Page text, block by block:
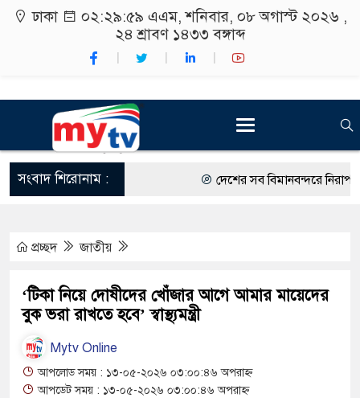
ঢাকা ০২:৩০:০০ এএম, শনিবার, ০৮ অগাস্ট ২০২৬ ,
২৪ শ্রাবণ ১৪৩৩ বঙ্গাব্দ
সংবাদ শিরোনাম : দেশের সব বিমানবন্দরে নিরাপত্তা
বিভিন্ন বিশ্ববিদ্যালয়ের
থাকায় বিক্রিতে নিষেধাজ্ঞা
প্রচ্ছদ জাতীয়
‘টিকা নিয়ে দোষীদের খোঁজার আগে আমার মায়েদের
বুক ভরা রাখতে হবে’ স্বাস্থ্যমন্ত্রী
Mytv Online
আপলোড সময় : ১৩-০৫-২০২৬ ০৩:০০:৪৬ অপরাহ্ন
আপডেট সময় : ১৩-০৫-২০২৬ ০৩:০০:৪৬ অপরাহ্ন